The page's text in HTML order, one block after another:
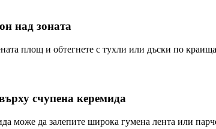
над зоната
площ и обтегнете с тухли или дъски по
счупена керемида
може да залепите широка гумена лента или